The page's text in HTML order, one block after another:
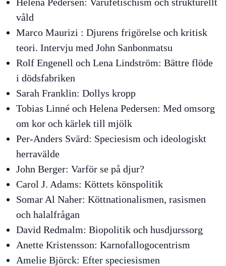
våld
Marco Maurizi : Djurens frigörelse och kritisk
teori. Intervju med John Sanbonmatsu
Rolf Engenell och Lena Lindström: Bättre flöde
i dödsfabriken
Sarah Franklin: Dollys kropp
Tobias Linné och Helena Pedersen: Med omsorg
om kor och kärlek till mjölk
Per-Anders Svärd: Speciesism och ideologiskt
herravälde
John Berger: Varför se på djur?
Carol J. Adams: Köttets könspolitik
Somar Al Naher: Köttnationalismen, rasismen
och halalfrågan
David Redmalm: Biopolitik och husdjurssorg
Anette Kristensson: Karnofallogocentrism
Amelie Björck: Efter speciesismen